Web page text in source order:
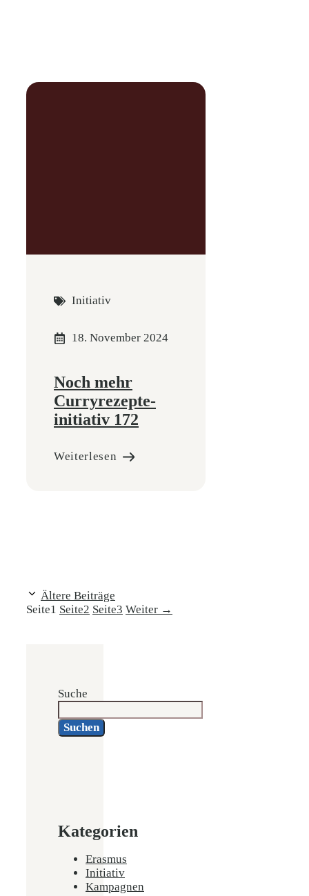
Initiativ
18. November 2024
Noch mehr
Curryrezepte-
initiativ 172
Weiterlesen
Ältere Beiträge
Seite1 Seite2 Seite3 Weiter →
Suche
Suchen
Kategorien
Erasmus
Initiativ
Kampagnen